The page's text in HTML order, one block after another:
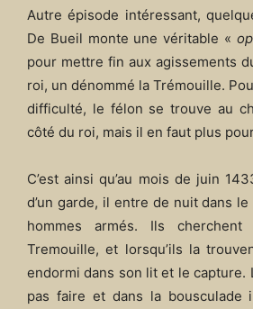
Autre épisode intéressant,
De Bueil monte une véritable «
pour mettre fin aux agissements
roi, un dénommé la Trémouille.
difficulté, le félon se trouve au
côté du roi, mais il en faut plus
C’est ainsi qu’au mois de juin
d’un garde, il entre de nuit dans
hommes armés. Ils
Tremouille, et lorsqu’ils la
endormi dans son lit et le capture.
pas faire et dans la